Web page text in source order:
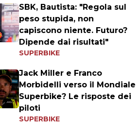
SBK, Bautista: "Regola sul
peso stupida, non
capiscono niente. Futuro?
Dipende dai risultati"
SUPERBIKE
Jack Miller e Franco
Morbidelli verso il Mondiale
Superbike? Le risposte dei
piloti
SUPERBIKE